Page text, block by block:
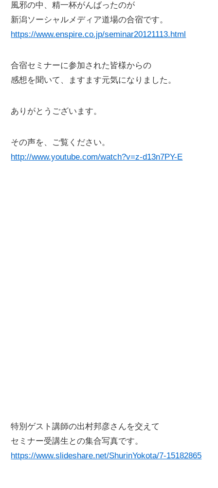
風邪の中、精一杯がんばったのが
新潟ソーシャルメディア道場の合宿です。
https://www.enspire.co.jp/seminar20121113.html
合宿セミナーに参加された皆様からの
感想を聞いて、ますます元気になりました。
ありがとうございます。
その声を、ご覧ください。
http://www.youtube.com/watch?v=z-d13n7PY-E
特別ゲスト講師の出村邦彦さんを交えて
セミナー受講生との集合写真です。
https://www.slideshare.net/ShurinYokota/7-15182865